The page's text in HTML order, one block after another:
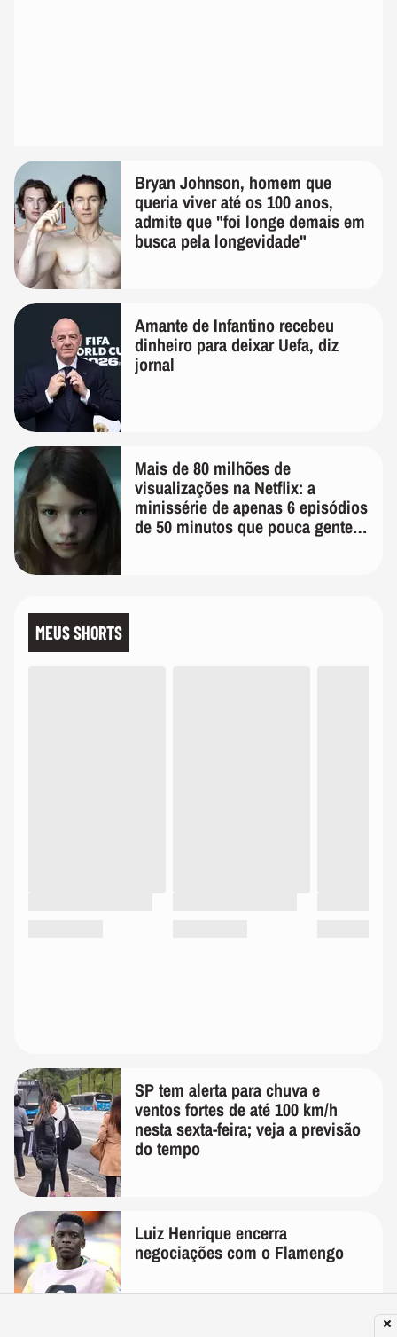
Bryan Johnson, homem que
queria viver até os 100 anos,
admite que "foi longe demais em
busca pela longevidade"
Amante de Infantino recebeu
dinheiro para deixar Uefa, diz
jornal
Mais de 80 milhões de
visualizações na Netflix: a
minissérie de apenas 6 episódios
de 50 minutos que pouca gente
MEUS SHORTS
SP tem alerta para chuva e
ventos fortes de até 100 km/h
nesta sexta-feira; veja a previsão
do tempo
Luiz Henrique encerra
negociações com o Flamengo